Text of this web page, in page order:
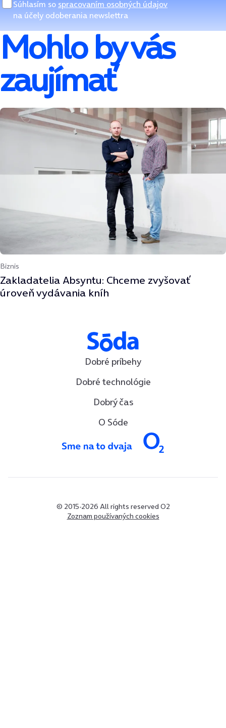
Súhlasím so spracovaním osobných údajov
na účely odoberania newslettra
Mohlo by vás
zaujímať
Biznis
Zakladatelia Absyntu: Chceme zvyšovať
úroveň vydávania kníh
Dobré príbehy
Dobré technológie
Dobrý čas
O Sóde
© 2015-2026 All rights reserved O2
Zoznam používaných cookies